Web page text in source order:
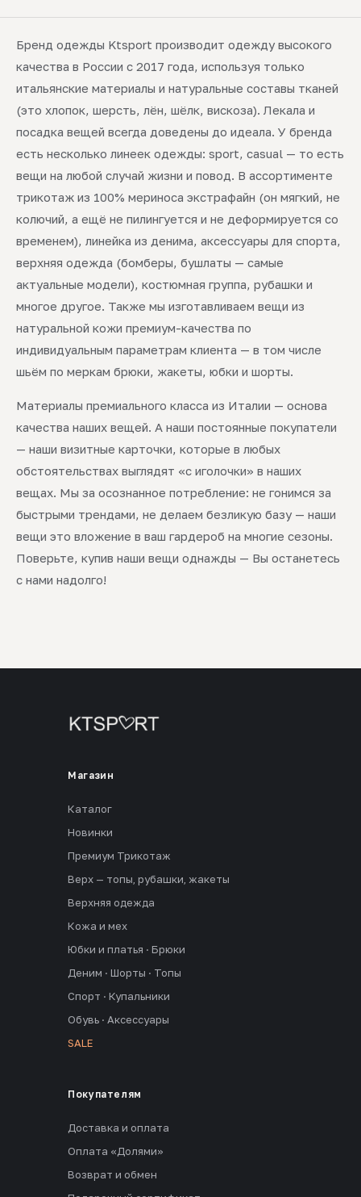
Бренд одежды Ktsport производит одежду высокого
качества в России с 2017 года, используя только
итальянские материалы и натуральные составы тканей
(это хлопок, шерсть, лён, шёлк, вискоза). Лекала и
посадка вещей всегда доведены до идеала. У бренда
есть несколько линеек одежды: sport, casual — то есть
вещи на любой случай жизни и повод. В ассортименте
трикотаж из 100% мериноса экстрафайн (он мягкий, не
колючий, а ещё не пилингуется и не деформируется со
временем), линейка из денима, аксессуары для спорта,
верхняя одежда (бомберы, бушлаты — самые
актуальные модели), костюмная группа, рубашки и
многое другое. Также мы изготавливаем вещи из
натуральной кожи премиум-качества по
индивидуальным параметрам клиента — в том числе
шьём по меркам брюки, жакеты, юбки и шорты.
Материалы премиального класса из Италии — основа
качества наших вещей. А наши постоянные покупатели
— наши визитные карточки, которые в любых
обстоятельствах выглядят «с иголочки» в наших
вещах. Мы за осознанное потребление: не гонимся за
быстрыми трендами, не делаем безликую базу — наши
вещи это вложение в ваш гардероб на многие сезоны.
Поверьте, купив наши вещи однажды — Вы останетесь
с нами надолго!
Магазин
Каталог
Новинки
Премиум Трикотаж
Верх — топы, рубашки, жакеты
Верхняя одежда
Кожа и мех
Юбки и платья · Брюки
Деним · Шорты · Топы
Спорт · Купальники
Обувь · Аксессуары
SALE
Покупателям
Доставка и оплата
Оплата «Долями»
Возврат и обмен